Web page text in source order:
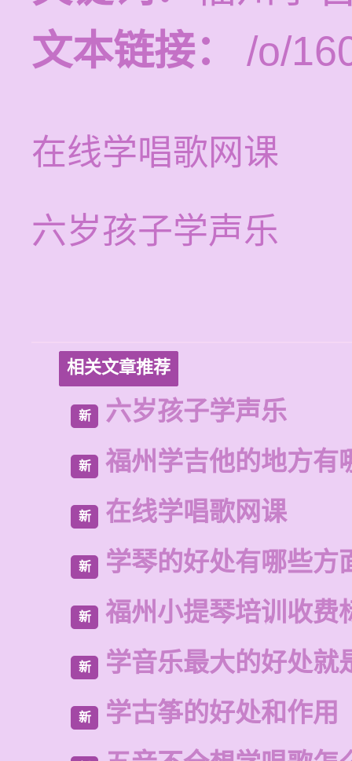
文本链接：
/o/
在线学唱歌网课
六岁孩子学声乐
相关文章推荐
新 六岁孩子学声乐
新 福州学吉他的地方有
新 在线学唱歌网课
新 学琴的好处有哪些方
新 福州小提琴培训收费
新 学音乐最大的好处就
新 学古筝的好处和作用